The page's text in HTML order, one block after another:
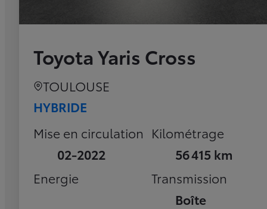
Toyota Yaris Cross
TOULOUSE
HYBRIDE
Mise en circulation
02-2022
Kilométrage
56 415 km
Energie
Transmission
Boîte